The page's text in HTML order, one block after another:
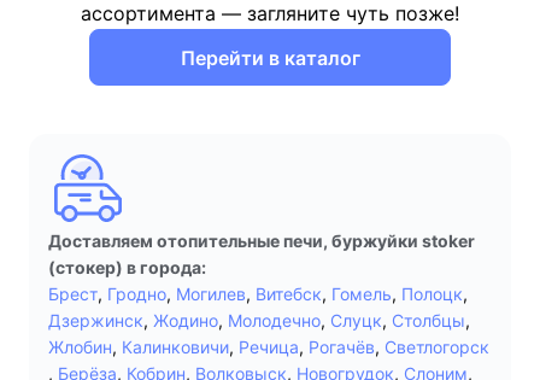
ассортимента — загляните чуть позже!
Перейти в каталог
Доставляем отопительные печи, буржуйки stoker
(стокер) в города:
Брест, Гродно, Могилев, Витебск, Гомель, Полоцк,
Дзержинск, Жодино, Молодечно, Слуцк, Столбцы,
Жлобин, Калинковичи, Речица, Рогачёв, Светлогорск
, Берёза, Кобрин, Волковыск, Новогрудок, Слоним,